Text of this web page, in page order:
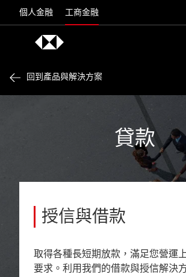
個人金融 工商金融
回到產品與解決方案
貸款
授信與借款
取得各種長短期放款，滿足您營運
要求。利用我們的借款與授信解決